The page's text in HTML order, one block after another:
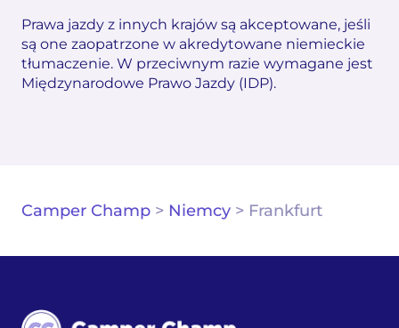
Prawa jazdy z innych krajów są akceptowane, jeśli
są one zaopatrzone w akredytowane niemieckie
tłumaczenie. W przeciwnym razie wymagane jest
Międzynarodowe Prawo Jazdy (IDP).
Camper Champ > Niemcy > Frankfurt